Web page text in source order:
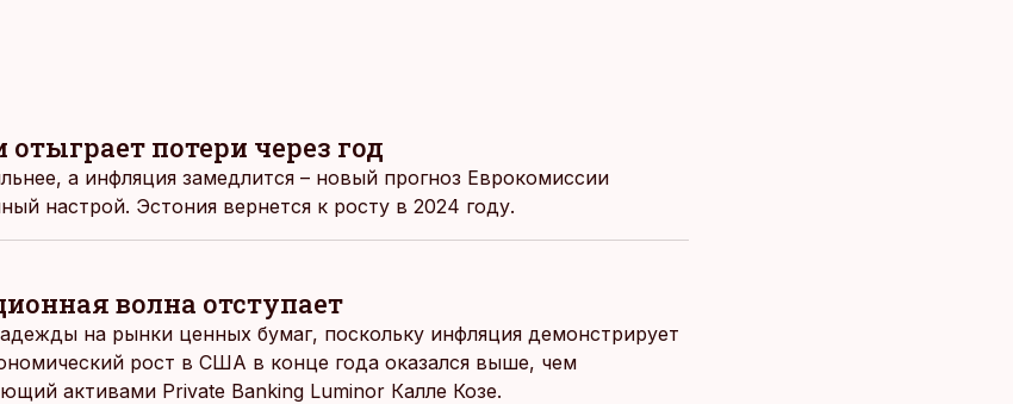
потери через год
а инфляция замедлится – новый прогноз Еврокомиссии
настрой. Эстония вернется к росту в 2024 году.
волна отступает
на рынки ценных бумаг, поскольку инфляция демонстрирует
рост в США в конце года оказался выше, чем
активами Private Banking Luminor Калле Козе.